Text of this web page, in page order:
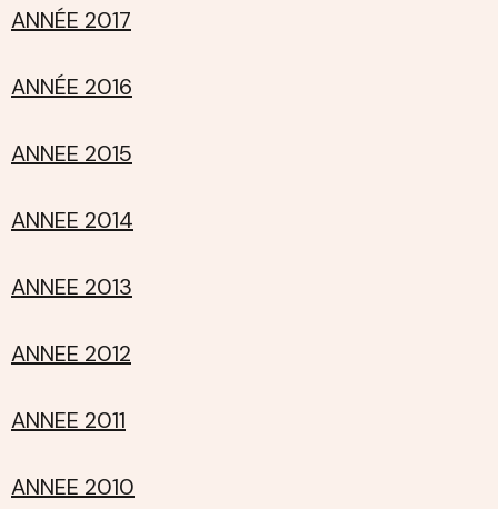
ANNÉE 2017
ANNÉE 2016
ANNEE 2015
ANNEE 2014
ANNEE 2013
ANNEE 2012
ANNEE 2011
ANNEE 2010